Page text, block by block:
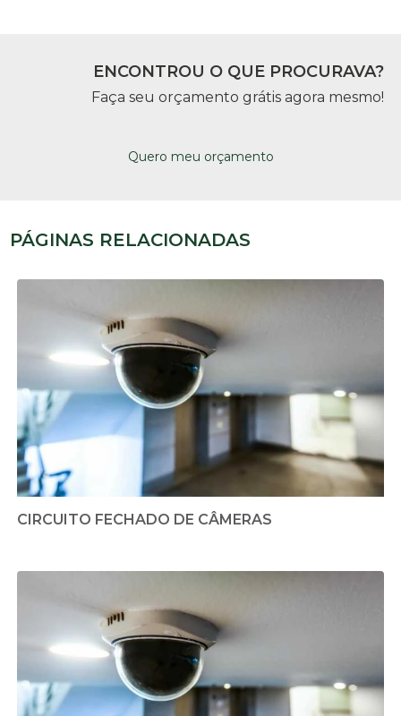
ENCONTROU O QUE PROCURAVA?
Faça seu orçamento grátis agora mesmo!
Quero meu orçamento
PÁGINAS RELACIONADAS
CIRCUITO FECHADO DE CÂMERAS